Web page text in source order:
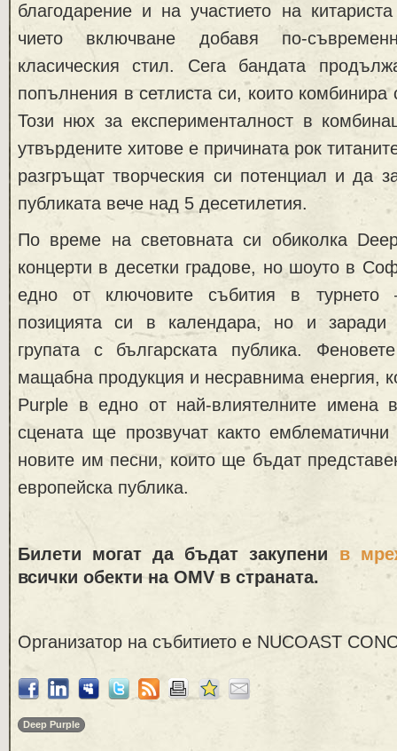
благодарение и на участието на
чието включване добавя по-
класическия стил. Сега бандата
попълнения в сетлиста си, които
Този нюх за експерименталност в
утвърдените хитове е причината рок
разгръщат творческия си потенциал и да
публиката вече над 5 десетилетия.
По време на световната си обиколка
концерти в десетки градове, но шоуто в
едно от ключовите събития в
позицията си в календара, но и заради
групата с българската публика.
мащабна продукция и несравнима енергия,
Purple в едно от най-влиятелните имена
сцената ще прозвучат както
новите им песни, които ще бъдат
европейска публика.
Билети могат да бъдат закупени в
всички обекти на OMVв страната.
Организатор на събитието е NUCOAST
Deep Purple